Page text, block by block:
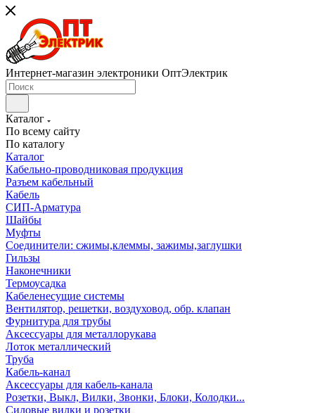
Интернет-магазин электроники ОптЭлектрик
Каталог
По всему сайту
По каталогу
Каталог
Кабельно-проводниковая продукция
Разъем кабельный
Кабель
СИП-Арматура
Шайбы
Муфты
Соединители: сжимы,клеммы, зажимы,заглушки
Гильзы
Наконечники
Термоусадка
Кабеленесущие системы
Вентилятор, решетки, воздуховод, обр. клапан
Фурнитура для трубы
Аксессуары для металлорукава
Лоток металлический
Труба
Кабель-канал
Аксессуары для кабель-канала
Розетки, Выкл, Вилки, Звонки, Блоки, Колодки...
Силовые вилки и розетки